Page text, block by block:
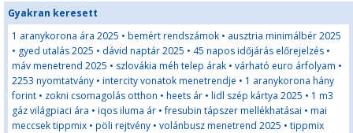
Gyakran keresett
1 aranykorona ára 2025 • bemért rendszámok • ausztria minimálbér 2025
• gyed utalás 2025 • dávid naptár 2025 • 45 napos időjárás előrejelzés •
máv menetrend 2025 • szlovákia méh telep árak • várható euro árfolyam •
2253 nyomtatvány • intercity vonatok menetrendje • 1 aranykorona hány
forint • zokni csomagolás otthon • heets ár • lidl szép kártya 2025 • 1 m3
gáz világpiaci ára • iqos iluma ár •fresubin tápszer mellékhatásai • mai
meccsek tippmix • pöli rejtvény • volánbusz menetrend 2025 • tippmix